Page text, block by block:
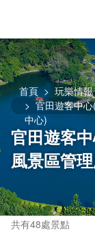
主
要
內
容
區
首頁
玩樂情報
官田遊客中
中心)
官田遊客
風景區管
共有48處景點